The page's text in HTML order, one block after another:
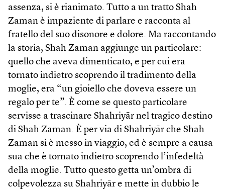
assenza, si è rianimato. Tutto a un tratto Shah
Zaman è impaziente di parlare e racconta al
fratello del suo disonore e dolore. Ma raccontando
la storia, Shah Zaman aggiunge un particolare:
quello che aveva dimenticato, e per cui era
tornato indietro scoprendo il tradimento della
moglie, era “un gioiello che doveva essere un
regalo per te”. È come se questo particolare
servisse a trascinare Shahriyār nel tragico destino
di Shah Zaman. È per via di Shahriyār che Shah
Zaman si è messo in viaggio, ed è sempre a causa
sua che è tornato indietro scoprendo l’infedeltà
della moglie. Tutto questo getta un’ombra di
colpevolezza su Shahriyār e mette in dubbio le